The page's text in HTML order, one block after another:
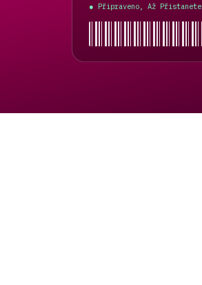
● Připraveno, Až Přistanete